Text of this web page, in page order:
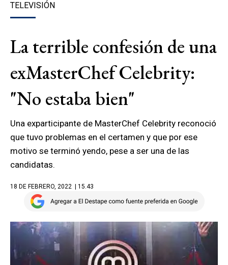
TELEVISIÓN
La terrible confesión de una
exMasterChef Celebrity:
"No estaba bien"
Una exparticipante de MasterChef Celebrity reconoció
que tuvo problemas en el certamen y que por ese
motivo se terminó yendo, pese a ser una de las
candidatas.
18 DE FEBRERO, 2022 | 15.43